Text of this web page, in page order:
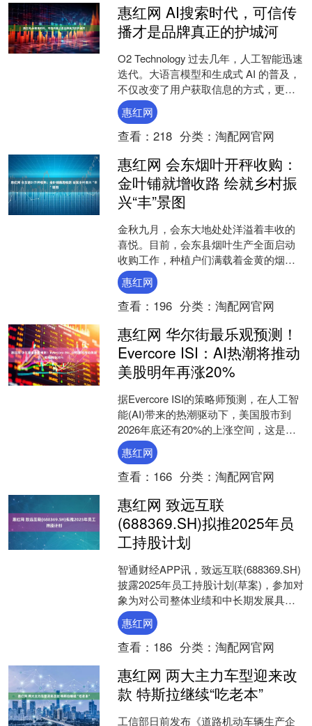
惠红网 AI搜索时代，可信传
播才是品牌真正的护城河
O2 Technology 过去几年，人工智能迅速
迭代。大语言模型和生成式 AI 的普及，
不仅改变了用户获取信息的方式，更是
正在深刻改写整个行业格局。消费者不
再....
惠红网
查看： 218 分类： 淘配网官网
惠红网 会东烟叶开秤收购：
金叶铺就增收路 绘就乡村振
兴“丰”景图
金秋九月，会东大地处处洋溢着丰收的
喜悦。目前，会东县烟叶生产全面启动
收购工作，种植户们满载着金黄的烟叶
来到收购点，开启了新一年的丰收之
旅。从烟叶种植户们灿烂的笑....
惠红网
查看： 196 分类： 淘配网官网
惠红网 华尔街最乐观预测！
Evercore ISI：AI热潮将推动
美股明年再涨20%
据Evercore ISI的策略师预测，在人工智
能(AI)带来的热潮驱动下，美国股市到
2026年底还有20%的上涨空间，这是华
尔街最乐观的预测。 Evercor....
惠红网
查看： 166 分类： 淘配网官网
惠红网 致远互联
(688369.SH)拟推2025年员
工持股计划
智通财经APP讯，致远互联(688369.SH)
披露2025年员工持股计划(草案)，参加对
象为对公司整体业绩和中长期发展具有
重要作用和影响的核心骨干人员，总人
数....
惠红网
查看： 186 分类： 淘配网官网
惠红网 两大主力车型迎来改
款 特斯拉继续“吃老本”
工信部日前发布《道路机动车辆生产企